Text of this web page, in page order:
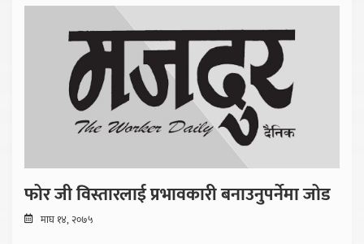
फोर जी विस्तारलाई प्रभावकारी बनाउनुपर्नेमा जोड
माघ १४, २०७५